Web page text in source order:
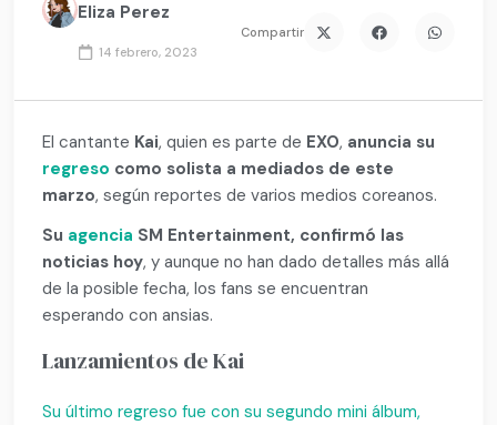
Eliza Perez
14 febrero, 2023
Compartir
El cantante Kai, quien es parte de EXO, anuncia su
regreso como solista a mediados de este
marzo, según reportes de varios medios coreanos.
Su agencia SM Entertainment, confirmó las
noticias hoy, y aunque no han dado detalles más allá
de la posible fecha, los fans se encuentran
esperando con ansias.
Lanzamientos de Kai
Su último regreso fue con su segundo mini álbum,